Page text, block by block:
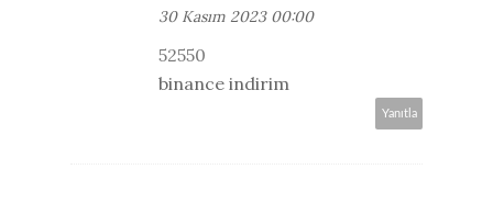
30 Kasım 2023 00:00
52550
binance indirim
Yanıtla